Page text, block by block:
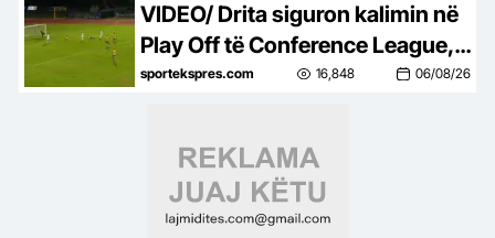
VIDEO/ Drita siguron kalimin në
Play Off të Conference League, e
mbyll me një ndeshje takimin
sportekspres.com 16,848 06/08/26